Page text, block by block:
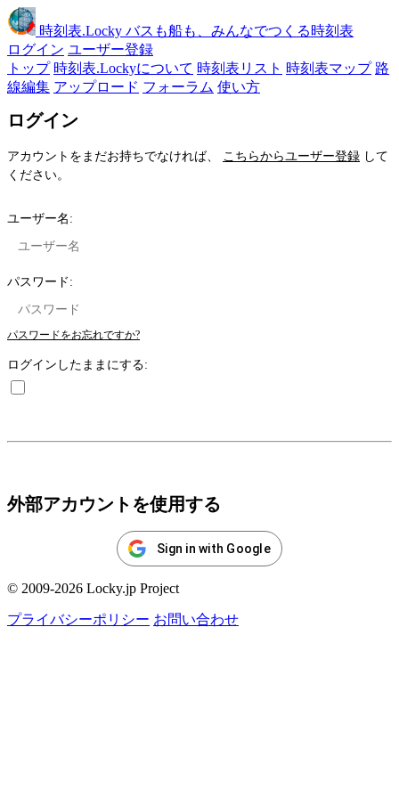
時刻表.Locky バスも船も、みんなでつくる時刻表
ログイン ユーザー登録
トップ 時刻表.Lockyについて 時刻表リスト 時刻表マップ 路
線編集 アップロード フォーラム 使い方
ログイン
アカウントをまだお持ちでなければ、 こちらからユーザー登録 して
ください。
ユーザー名:
パスワード:
パスワードをお忘れですか?
ログインしたままにする:
外部アカウントを使用する
Sign in with Google
© 2009-2026 Locky.jp Project
プライバシーポリシー お問い合わせ